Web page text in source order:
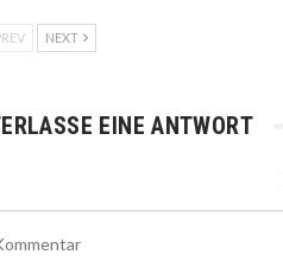
NEXT
EINE ANTWORT